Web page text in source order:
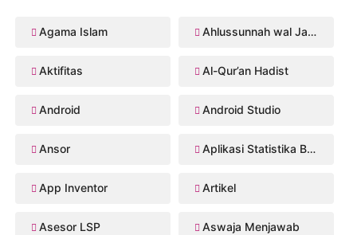
Agama Islam Ahlussunnah wal Jama'ah
Aktifitas Al-Qur’an Hadist
Android Android Studio
Ansor Aplikasi Statistika Bayesian
App Inventor Artikel
Asesor LSP Aswaja Menjawab